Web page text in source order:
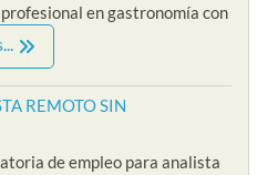
en gastronomía con
REMOTO SIN
de empleo para analista